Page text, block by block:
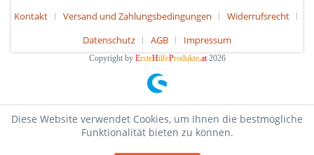
Kontakt
Versand und Zahlungsbedingungen
Widerrufsrecht
Datenschutz
AGB Impressum
Copyright by ErsteHilfeProdukte.at2026
Diese Website verwendet Cookies, um Ihnen die bestmögliche
Funktionalität bieten zu können.